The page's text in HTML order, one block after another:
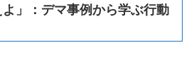
」：デマ事例から学ぶ行動